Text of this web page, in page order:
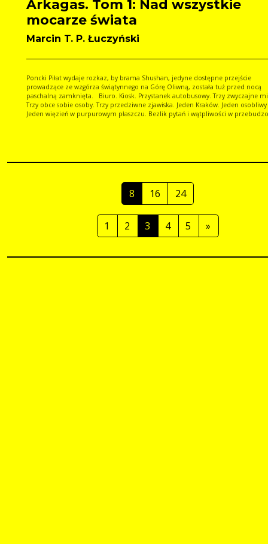
Arkagas. Tom 1: Nad wszystkie
mocarze świata
Marcin T. P. Łuczyński
Poncki Piłat wydaje rozkaz, by brama Shushan, jedyne dostępne przejście
prowadzące ze wzgórza świątynnego na Górę Oliwną, została tuż przed nocą
paschalną zamknięta. Biuro. Kiosk. Przystanek autobusowy. Trzy zwyczajne
Trzy obce sobie osoby. Trzy przedziwne zjawiska. Jeden Kraków. Jeden osobliwy plan.
Jeden więzień w purpurowym płaszczu. Bezlik pytań i wątpliwości w
8 16 24
1 2 3 4 5 »